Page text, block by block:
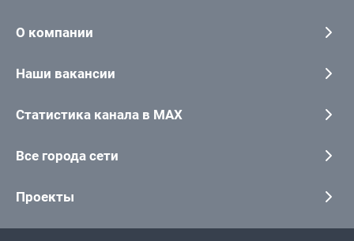
О компании
Наши вакансии
Статистика канала в MAX
Все города сети
Проекты